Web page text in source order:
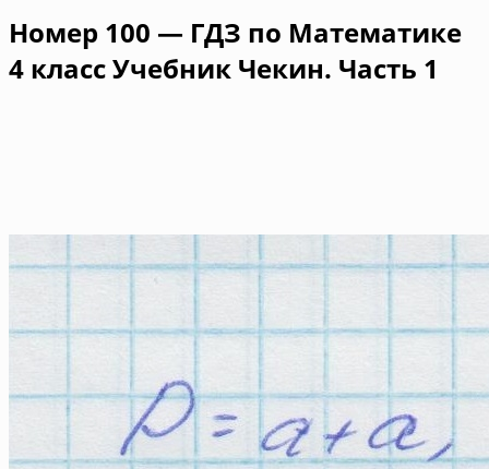
Номер 100 — ГДЗ по Математике
4 класс Учебник Чекин. Часть 1